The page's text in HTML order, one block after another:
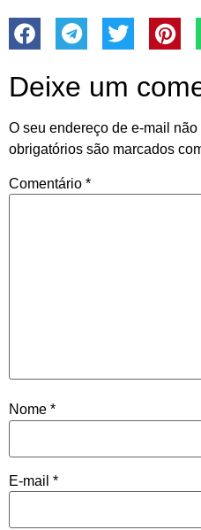
Deixe um
O seu endereço de e-mail
obrigatórios são marcados
Comentário *
Nome *
E-mail *